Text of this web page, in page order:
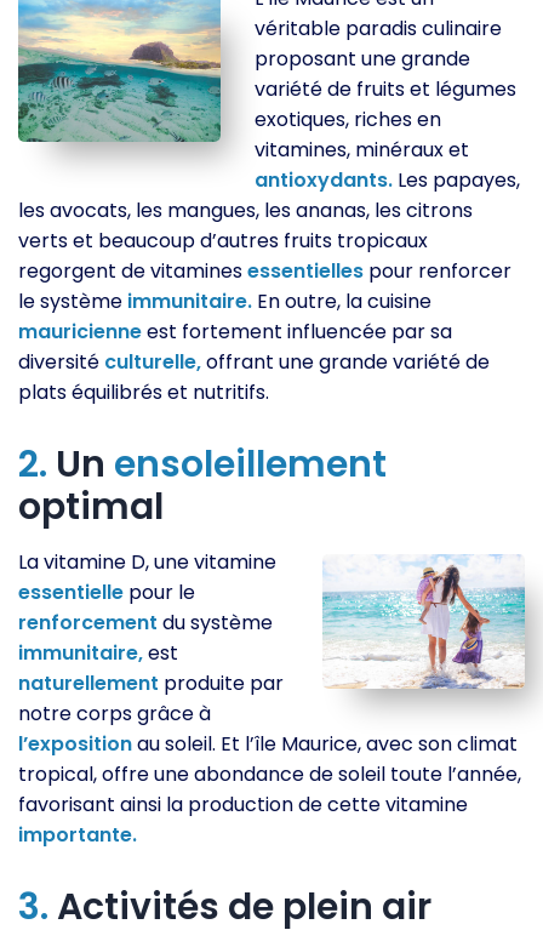
véritable paradis culinaire
proposant une grande
variété de fruits et légumes
exotiques, riches en
vitamines, minéraux et
antioxydants. Les papayes,
les avocats, les mangues, les ananas, les citrons
verts et beaucoup d’autres fruits tropicaux
regorgent de vitaminesessentielles pour renforcer
le système immunitaire. En outre, la cuisine
mauricienneest fortement influencée par sa
diversité culturelle,offrant une grande variété de
plats équilibrés et nutritifs.
2. Un ensoleillement
optimal
La vitamine D, une vitamine
essentielle pour le
renforcement du système
immunitaire,est
naturellement produite par
notre corps grâce à
l’expositionau soleil. Et l’île Maurice, avec son climat
tropical, offre une abondance de soleil toute l’année,
favorisant ainsi la production de cette vitamine
importante.
3. Activités de plein air